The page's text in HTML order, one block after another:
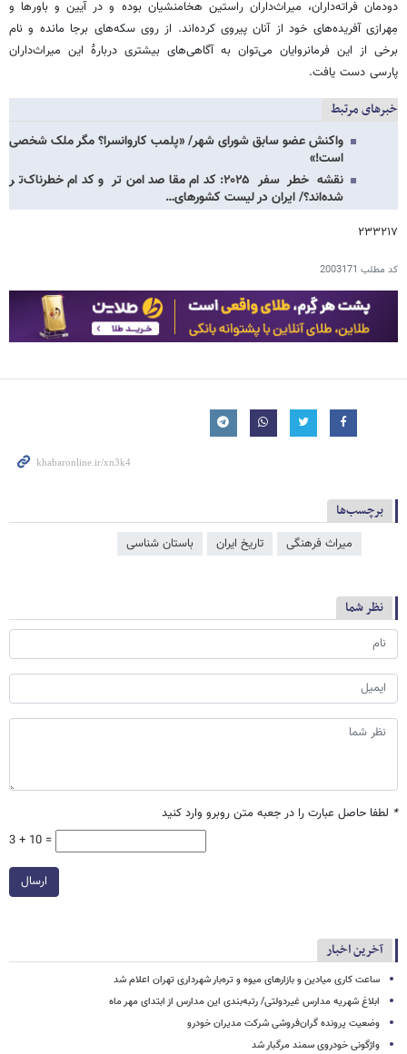
دودمان فراته‌داران، میراث‌داران راستین هخامنشیان بوده و در آیین و باورها و
مِهرازی آفریده‌های خود از آنان پیروی کرده‌اند. از روی سکه‌های برجا مانده و نام
برخی از این فرمانروایان می‌توان به آگاهی‌های بیشتری دربارۀ این میراث‌داران
پارسی دست یافت.
خبرهای مرتبط
واکنش عضو سابق شورای شهر/ «پلمب کاروانسرا؟ مگر ملک شخصی
است!»
نقشه خطر سفر ۲۰۲۵: کدام مقاصد امن‌تر و کدام خطرناک‌تر
شده‌اند؟/ ایران در لیست کشورهای…
۲۳۳۲۱۷
کد مطلب 2003171
برچسب‌ها
میراث فرهنگی تاریخ ایران باستان شناسی
نظر شما
* لطفا حاصل عبارت را در جعبه متن روبرو وارد کنید
3 + 10 =
ارسال
آخرین اخبار
ساعت کاری میادین و بازارهای میوه و تره‌بار شهرداری تهران اعلام شد
ابلاغ شهریه مدارس غیردولتی/ رتبه‌بندی این مدارس از ابتدای مهر ماه
وضعیت پرونده گران‌فروشی شرکت مدیران خودرو
واژگونی خودروی سمند مرگبار شد